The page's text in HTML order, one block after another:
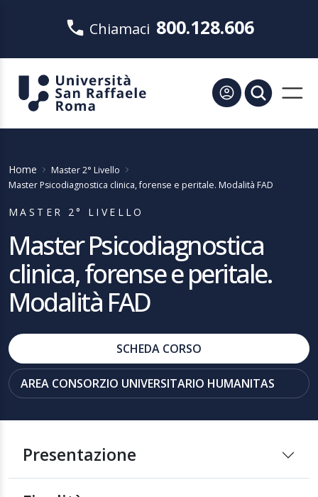
Chiamaci 800.128.606
Home
Master 2° Livello
Master Psicodiagnostica clinica, forense e peritale. Modalità FAD
MASTER 2° LIVELLO
Master Psicodiagnostica
clinica, forense e peritale.
Modalità FAD
SCHEDA CORSO
AREA CONSORZIO UNIVERSITARIO HUMANITAS
Presentazione